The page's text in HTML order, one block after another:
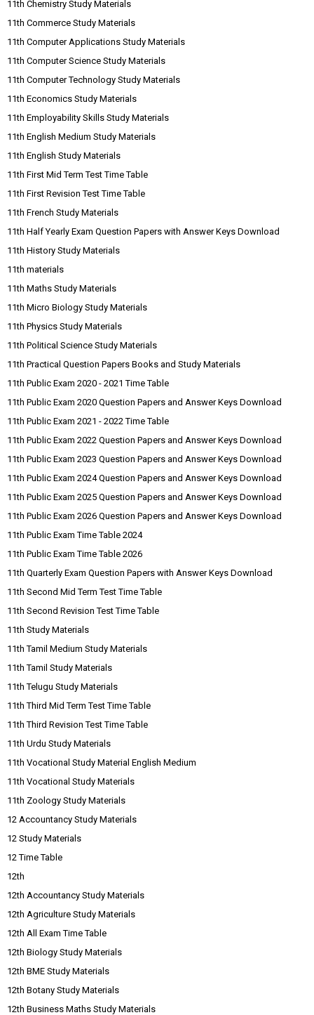
11th Chemistry Study Materials
11th Commerce Study Materials
11th Computer Applications Study Materials
11th Computer Science Study Materials
11th Computer Technology Study Materials
11th Economics Study Materials
11th Employability Skills Study Materials
11th English Medium Study Materials
11th English Study Materials
11th First Mid Term Test Time Table
11th First Revision Test Time Table
11th French Study Materials
11th Half Yearly Exam Question Papers with Answer Keys Download
11th History Study Materials
11th materials
11th Maths Study Materials
11th Micro Biology Study Materials
11th Physics Study Materials
11th Political Science Study Materials
11th Practical Question Papers Books and Study Materials
11th Public Exam 2020 - 2021 Time Table
11th Public Exam 2020 Question Papers and Answer Keys Download
11th Public Exam 2021 - 2022 Time Table
11th Public Exam 2022 Question Papers and Answer Keys Download
11th Public Exam 2023 Question Papers and Answer Keys Download
11th Public Exam 2024 Question Papers and Answer Keys Download
11th Public Exam 2025 Question Papers and Answer Keys Download
11th Public Exam 2026 Question Papers and Answer Keys Download
11th Public Exam Time Table 2024
11th Public Exam Time Table 2026
11th Quarterly Exam Question Papers with Answer Keys Download
11th Second Mid Term Test Time Table
11th Second Revision Test Time Table
11th Study Materials
11th Tamil Medium Study Materials
11th Tamil Study Materials
11th Telugu Study Materials
11th Third Mid Term Test Time Table
11th Third Revision Test Time Table
11th Urdu Study Materials
11th Vocational Study Material English Medium
11th Vocational Study Materials
11th Zoology Study Materials
12 Accountancy Study Materials
12 Study Materials
12 Time Table
12th
12th Accountancy Study Materials
12th Agriculture Study Materials
12th All Exam Time Table
12th Biology Study Materials
12th BME Study Materials
12th Botany Study Materials
12th Business Maths Study Materials